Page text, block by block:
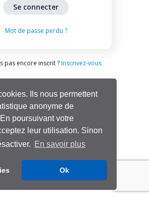
Ils nous permettent
anonyme de
poursuivant votre
leur utilisation. Sinon
En savoir plus
Ok
Mot de passe perdu ?
pas encore inscrit ? Inscrivez-vous